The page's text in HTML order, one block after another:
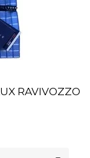
RAVIVOZZO